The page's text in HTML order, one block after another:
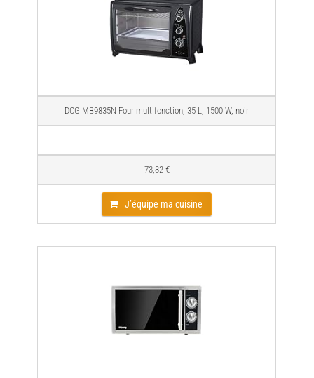
DCG MB9835N Four multifonction, 35 L, 1500 W, noir
–
73,32 €
J’équipe ma cuisine